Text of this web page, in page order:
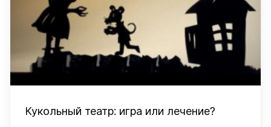
Кукольный театр: игра или лечение?